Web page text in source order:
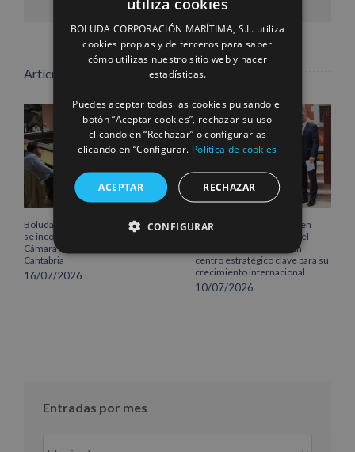
Artículos relacionados
Boluda Corporación Marítima
se incorpora al Pleno de la
Cámara de Comercio de
Cantabria
16/07/2026
Boluda inaugura su sede en
Róterdam, consolidando el
norte de Europa como un
centro estratégico clave para su
crecimiento internacional
10/07/2026
Entradas por mes
ENGLISH
FRENCH
BOLUDA CORPORACIÓN MARÍTIMA, S.L. utiliza
cookies propias y de terceros para saber
cómo utilizas nuestro sitio web y hacer
estadísticas.
Puedes aceptar todas las cookies pulsando el
botón “Aceptar cookies”, rechazar su uso
clicando en “Rechazar” o configurarlas
clicando en “Configurar. Política de cookies
ACEPTAR RECHAZAR
CONFIGURAR